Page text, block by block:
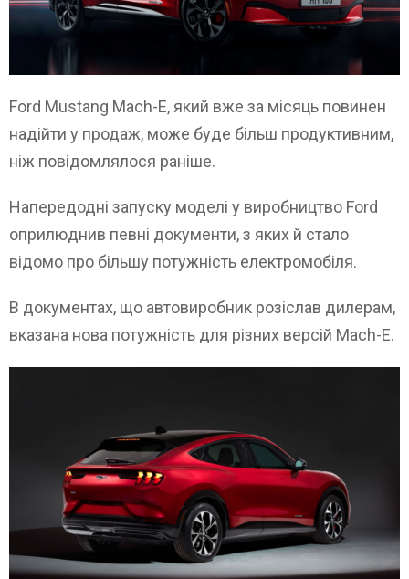
Ford Mustang Mach-E, який вже за місяць повинен
надійти у продаж, може буде більш продуктивним,
ніж повідомлялося раніше.
Напередодні запуску моделі у виробництво Ford
оприлюднив певні документи, з яких й стало
відомо про більшу потужність електромобіля.
В документах, що автовиробник розіслав дилерам,
вказана нова потужність для різних версій Mach-E.